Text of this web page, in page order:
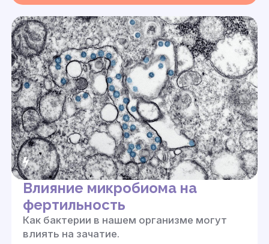
Влияние микробиома на
фертильность
Как бактерии в нашем организме могут
влиять на зачатие.